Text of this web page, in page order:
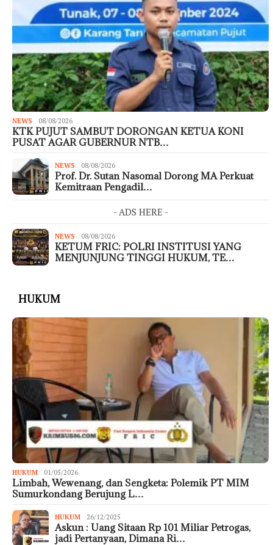
NEWS 08/08/2026
KTK PUJUT SAMBUT DORONGAN KETUA KONI
PUSAT AGAR GUBERNUR NTB…
NEWS 08/08/2026
Prof. Dr. Sutan Nasomal Dorong MA Perkuat
Kemitraan Pengadil…
- ADS HERE -
NEWS 08/08/2026
KETUM FRIC: POLRI INSTITUSI YANG
MENJUNJUNG TINGGI HUKUM, TE…
HUKUM
HUKUM 01/05/2026
Limbah, Wewenang, dan Sengketa: Polemik PT MIM
Sumurkondang Berujung L…
HUKUM 26/12/2025
Askun : Uang Sitaan Rp 101 Miliar Petrogas,
jadi Pertanyaan, Dimana Ri…